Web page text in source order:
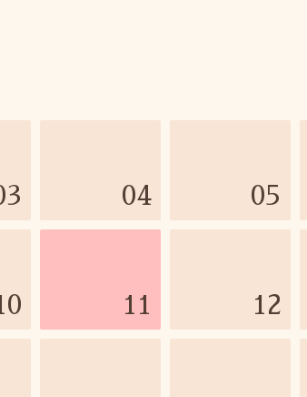
04 05
11 12